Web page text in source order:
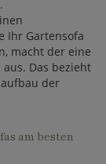
Ihr Gartensofa
macht der eine
Das bezieht
der
am besten